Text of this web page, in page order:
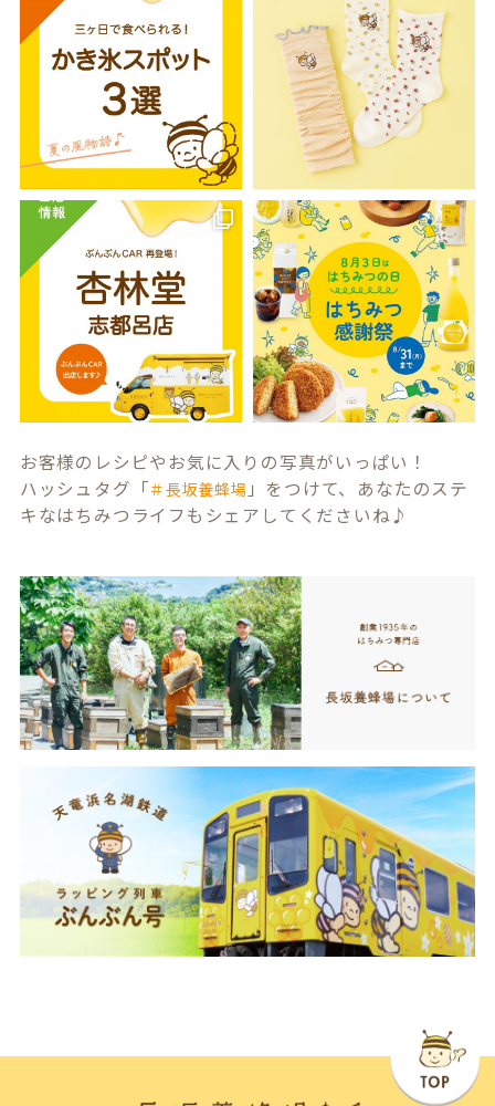
お客様のレシピやお気に入りの写真がいっぱい！
ハッシュタグ「＃長坂養蜂場 」をつけて、あなたのステ
キなはちみつライフもシェアしてくださいね♪